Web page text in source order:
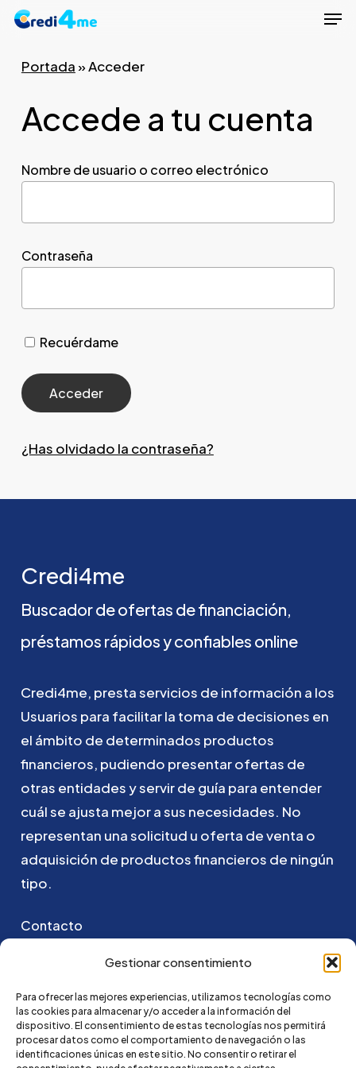
Gestionar consentimiento
Para ofrecer las mejores experiencias, utilizamos tecnologías como
las cookies para almacenar y/o acceder a la información del
dispositivo. El consentimiento de estas tecnologías nos permitirá
procesar datos como el comportamiento de navegación o las
identificaciones únicas en este sitio. No consentir o retirar el
Skip
mainPortada»Acceder
Accede a tu cuenta
Nombre de usuario o correo electrónico
Contraseña
Recuérdame
¿Has olvidado la contraseña?
Credi4me
Buscadordeofertas definanciación,
préstamos rápidosyconfiables online
Credi4me, prestaservicios de información a los
Usuarios para facilitarla toma de decisiones en
el ámbito de determinados productos
financieros, pudiendo presentarofertas de
otras entidadesyservirde guía para entender
cuálse ajusta mejorasus necesidades. No
representan unasolicitud u oferta deventa o
adquisición de productosfinancieros de ningún
tipo.
Contacto
Puedes ponerte en contacto con nosotros
hola@credi4me.com